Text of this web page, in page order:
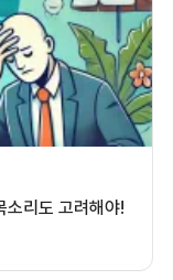
리도 고려해야!